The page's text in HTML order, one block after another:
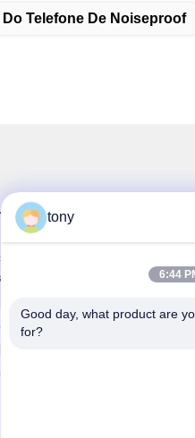
Telefone De Noiseproof
newsletter
se no nosso boletim
tony
6:44
Good day, what product are
for?